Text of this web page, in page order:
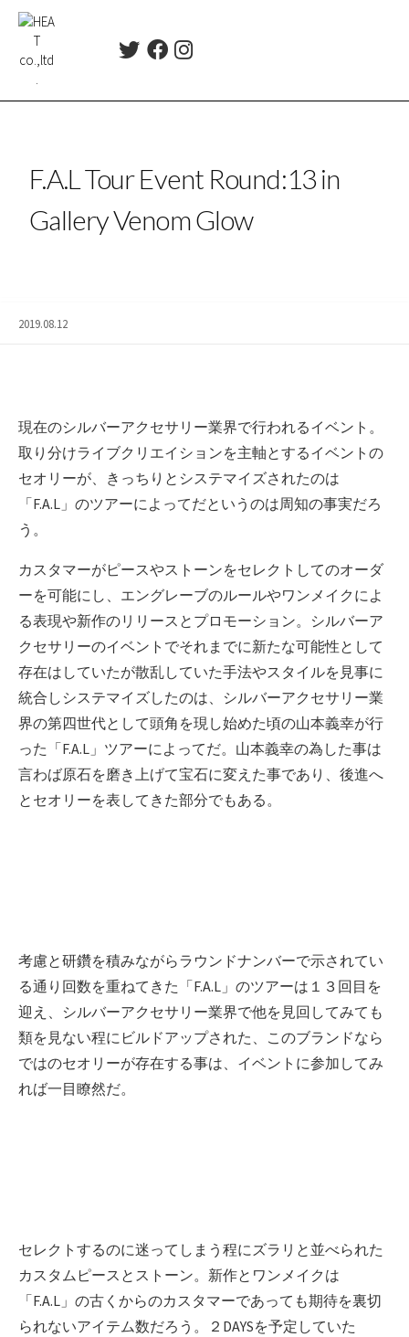
ツ
t
F
e
k
t
a
F.A.L Tour Event Round:13 in
Gallery Venom Glow
2019.08.12
現在のシルバーアクセサリー業界で行われるイベント。
取り分けライブクリエイションを主軸とするイベントの
セオリーが、きっちりとシステマイズされたのは
「F.A.L」のツアーによってだというのは周知の事実だろ
う。
カスタマーがピースやストーンをセレクトしてのオーダ
ーを可能にし、エングレーブのルールやワンメイクによ
る表現や新作のリリースとプロモーション。シルバーア
クセサリーのイベントでそれまでに新たな可能性として
存在はしていたが散乱していた手法やスタイルを見事に
統合しシステマイズしたのは、シルバーアクセサリー業
界の第四世代として頭角を現し始めた頃の山本義幸が行
った「F.A.L」ツアーによってだ。山本義幸の為した事は
言わば原石を磨き上げて宝石に変えた事であり、後進へ
とセオリーを表してきた部分でもある。
考慮と研鑽を積みながらラウンドナンバーで示されてい
る通り回数を重ねてきた「F.A.L」のツアーは１３回目を
迎え、シルバーアクセサリー業界で他を見回してみても
類を見ない程にビルドアップされた、このブランドなら
ではのセオリーが存在する事は、イベントに参加してみ
れば一目瞭然だ。
セレクトするのに迷ってしまう程にズラリと並べられた
カスタムピースとストーン。新作とワンメイクは
「F.A.L」の古くからのカスタマーであっても期待を裏切
られないアイテム数だろう。２DAYSを予定していた